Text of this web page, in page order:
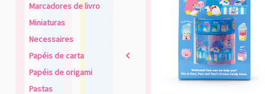
Marcadores de livro
Miniaturas
Necessaires
Papéis de carta
2
Papéis de origami
Pastas